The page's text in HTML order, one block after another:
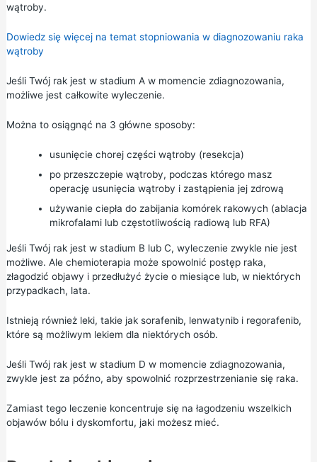
wątroby.
Dowiedz się więcej na temat stopniowania w diagnozowaniu raka
wątroby
Jeśli Twój rak jest w stadium A w momencie zdiagnozowania,
możliwe jest całkowite wyleczenie.
Można to osiągnąć na 3 główne sposoby:
usunięcie chorej części wątroby (resekcja)
po przeszczepie wątroby, podczas którego masz
operację usunięcia wątroby i zastąpienia jej zdrową
używanie ciepła do zabijania komórek rakowych (ablacja
mikrofalami lub częstotliwością radiową lub RFA)
Jeśli Twój rak jest w stadium B lub C, wyleczenie zwykle nie jest
możliwe. Ale chemioterapia może spowolnić postęp raka,
złagodzić objawy i przedłużyć życie o miesiące lub, w niektórych
przypadkach, lata.
Istnieją również leki, takie jak sorafenib, lenwatynib i regorafenib,
które są możliwym lekiem dla niektórych osób.
Jeśli Twój rak jest w stadium D w momencie zdiagnozowania,
zwykle jest za późno, aby spowolnić rozprzestrzenianie się raka.
Zamiast tego leczenie koncentruje się na łagodzeniu wszelkich
objawów bólu i dyskomfortu, jaki możesz mieć.